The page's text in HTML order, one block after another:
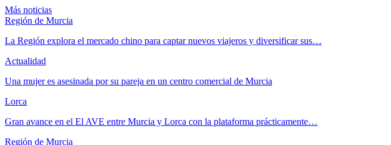
Más noticias
Región de Murcia
La Región explora el mercado chino para captar nuevos viajeros y diversificar sus…
Actualidad
Una mujer es asesinada por su pareja en un centro comercial de Murcia
Lorca
Gran avance en el El AVE entre Murcia y Lorca con la plataforma prácticamente…
Región de Murcia